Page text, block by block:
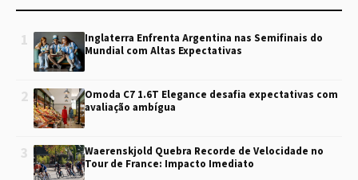
1
Inglaterra Enfrenta Argentina nas Semifinais do
Mundial com Altas Expectativas
2
Omoda C7 1.6T Elegance desafia expectativas com
avaliação ambígua
3
Waerenskjold Quebra Recorde de Velocidade no
Tour de France: Impacto Imediato